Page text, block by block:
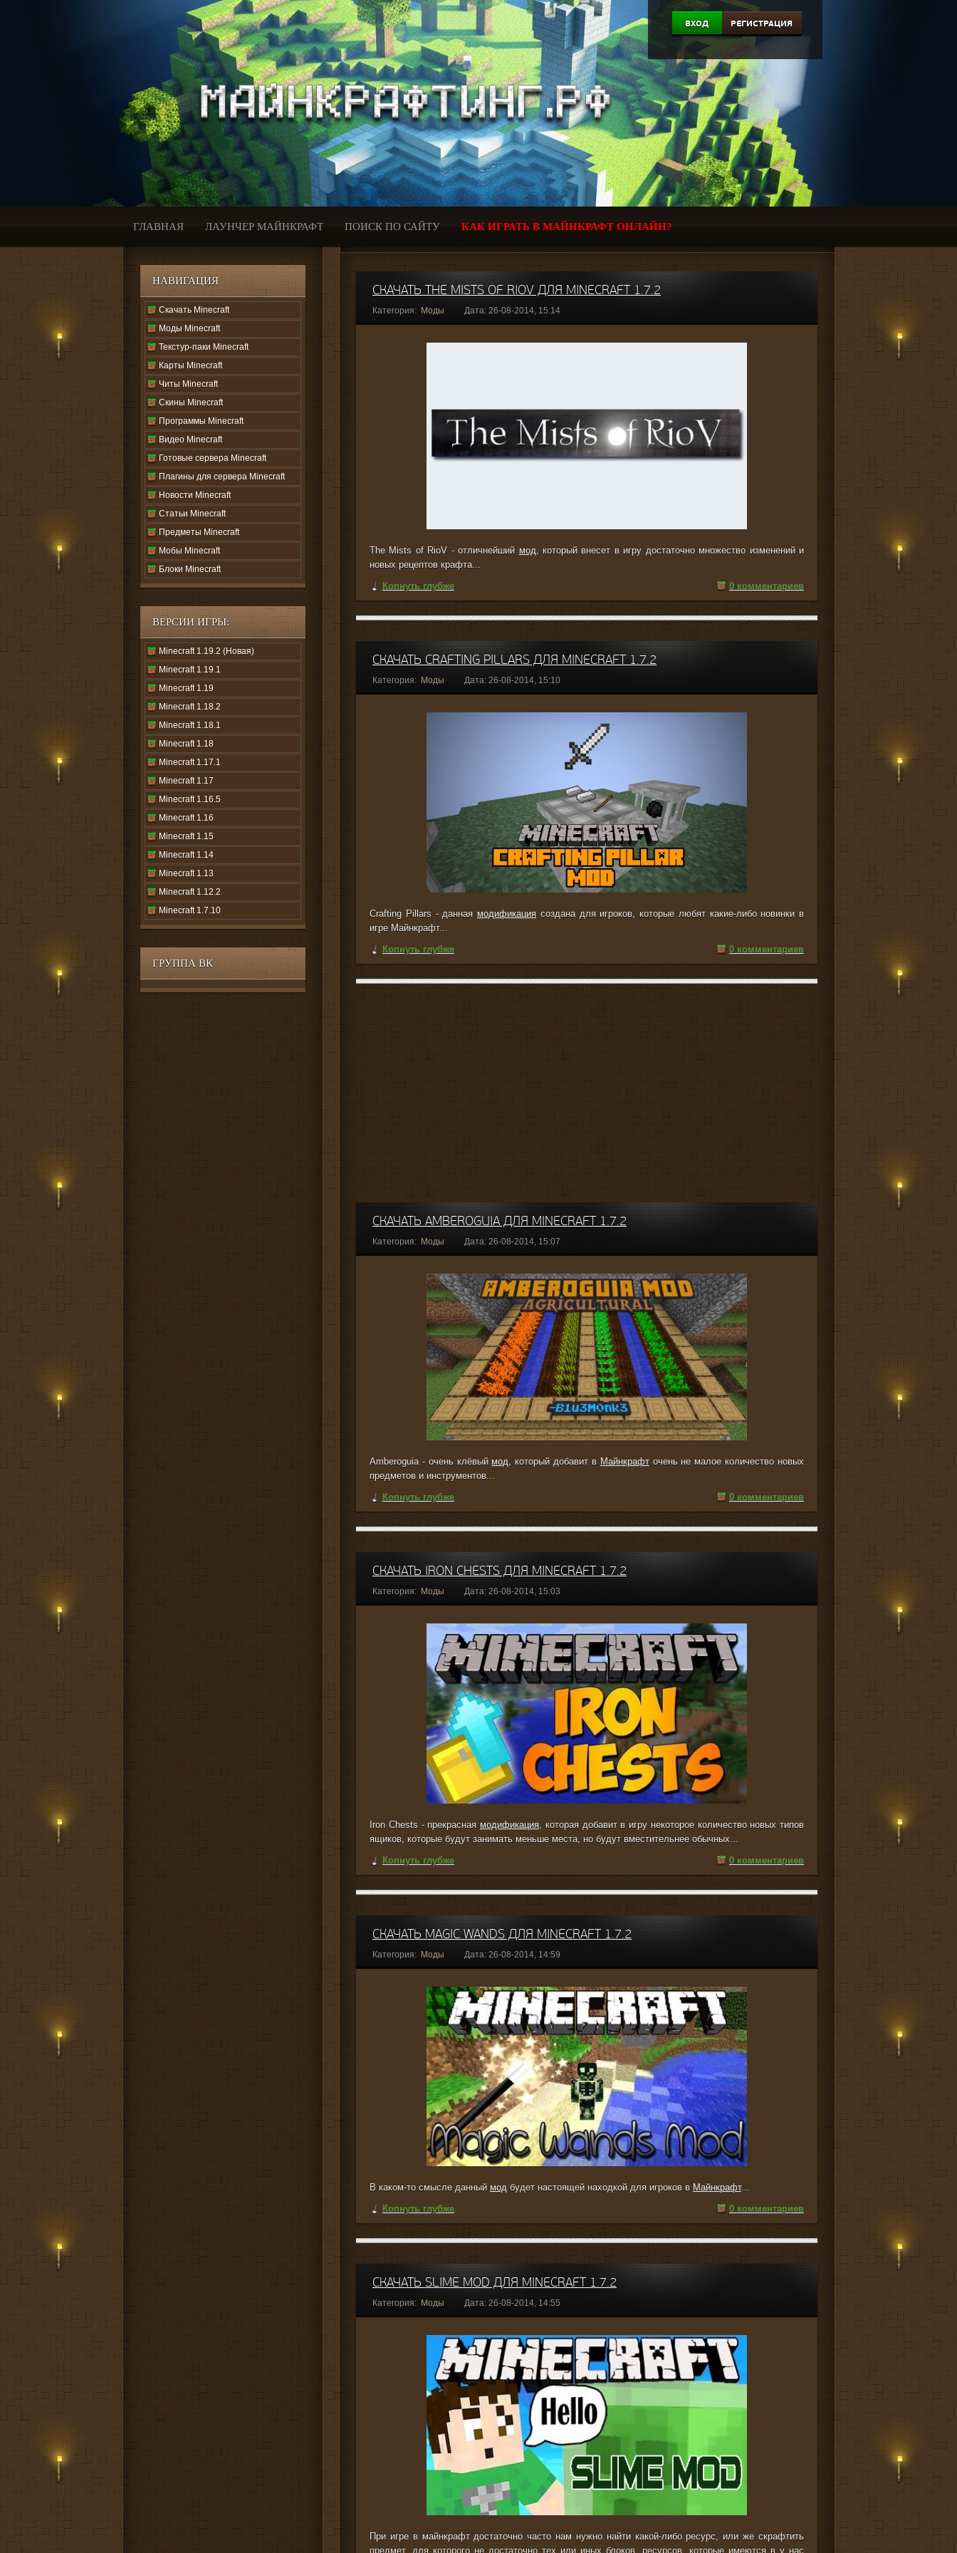
ВХОД РЕГИСТРАЦИЯ
ГЛАВНАЯ ЛАУНЧЕР МАЙНКРАФТ ПОИСК ПО САЙТУ КАК ИГРАТЬ В МАЙНКРАФТ ОНЛАЙН?
НАВИГАЦИЯ
Скачать Minecraft
Моды Minecraft
Текстур-паки Minecraft
Карты Minecraft
Читы Minecraft
Скины Minecraft
Программы Minecraft
Видео Minecraft
Готовые сервера Minecraft
Плагины для сервера Minecraft
Новости Minecraft
Статьи Minecraft
Предметы Minecraft
Мобы Minecraft
Блоки Minecraft
ВЕРСИИ ИГРЫ:
Minecraft 1.19.2 (Новая)
Minecraft 1.19.1
Minecraft 1.19
Minecraft 1.18.2
Minecraft 1.18.1
Minecraft 1.18
Minecraft 1.17.1
Minecraft 1.17
Minecraft 1.16.5
Minecraft 1.16
Minecraft 1.15
Minecraft 1.14
Minecraft 1.13
Minecraft 1.12.2
Minecraft 1.7.10
ГРУППА ВК
СКАЧАТЬ THE MISTS OF RIOV ДЛЯ MINECRAFT 1.7.2
Категория: Моды Дата: 26-08-2014, 15:14
The Mists of RioV - отличнейший мод, который внесет в игру достаточно множество изменений и
новых рецептов крафта...
Копнуть глубже
0 комментариев
СКАЧАТЬ CRAFTING PILLARS ДЛЯ MINECRAFT 1.7.2
Категория: Моды Дата: 26-08-2014, 15:10
Crafting Pillars - данная модификация создана для игроков, которые любят какие-либо новинки в
игре Майнкрафт...
Копнуть глубже
0 комментариев
СКАЧАТЬ AMBEROGUIA ДЛЯ MINECRAFT 1.7.2
Категория: Моды Дата: 26-08-2014, 15:07
Amberoguia - очень клёвый мод, который добавит в Майнкрафточень не малое количество новых
предметов и инструментов...
Копнуть глубже
0 комментариев
СКАЧАТЬ IRON CHESTS ДЛЯ MINECRAFT 1.7.2
Категория: Моды Дата: 26-08-2014, 15:03
Iron Chests - прекрасная модификация, которая добавит в игру некоторое количество новых типов
ящиков, которые будут занимать меньше места, но будут вместительнее обычных...
Копнуть глубже
0 комментариев
СКАЧАТЬ MAGIC WANDS ДЛЯ MINECRAFT 1.7.2
Категория: Моды Дата: 26-08-2014, 14:59
В каком-то смысле данный мод будет настоящей находкой для игроков в Майнкрафт...
Копнуть глубже
0 комментариев
СКАЧАТЬ SLIME MOD ДЛЯ MINECRAFT 1.7.2
Категория: Моды Дата: 26-08-2014, 14:55
При игре в майнкрафт достаточно часто нам нужно найти какой-либо ресурс, или же скрафтить
предмет, для которого не достаточно тех или иных блоков, ресурсов, которые имеются в у нас